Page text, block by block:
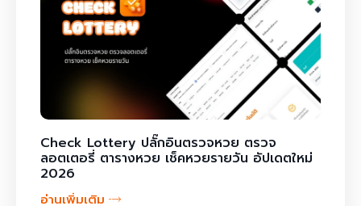
Check Lottery ปลั๊กอินตรวจหวย ตรวจ
ลอตเตอรี่ ตารางหวย เช็คหวยรายวัน อัปเดตใหม่
2026
อ่านเพิ่มเติม